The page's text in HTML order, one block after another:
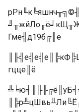
Гме╣д19б╔║ё
гцце║ё